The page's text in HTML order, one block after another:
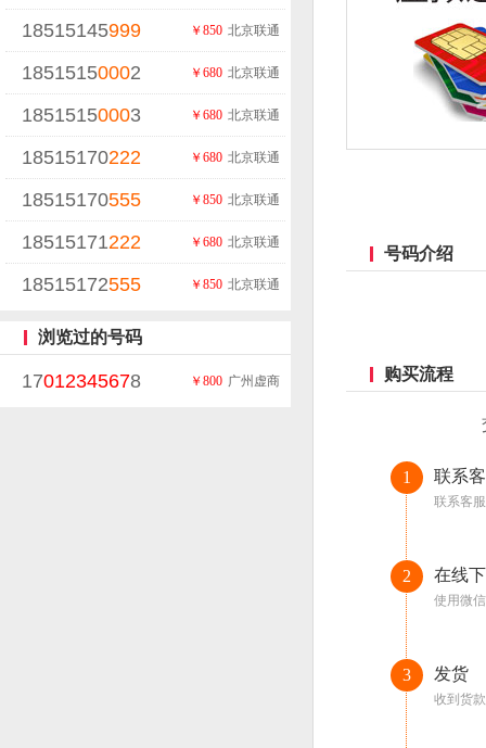
18515145999 北京联通
￥850
18515150002 北京联通
￥680
18515150003 北京联通
￥680
18515170222 北京联通
￥680
18515170555 北京联通
￥850
18515171222 北京联通
￥680
18515172555 北京联通
￥850
浏览过的号码
17012345678 广州虚商
￥800
号码介绍
购买流程
1 联系
联系客
2 在线
使用微
3 发货
收到货